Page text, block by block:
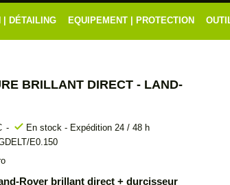
| DÉTAILING EQUIPEMENT | PROTECTION
BRILLANT DIRECT - LAND-
check En stock - Expédition 24 / 48 h
E0.150
Rover brillant direct + durcisseur